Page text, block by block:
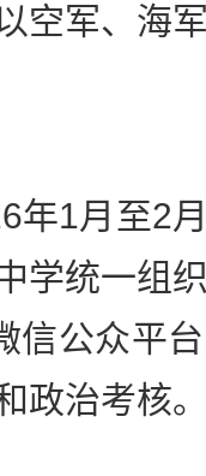
空军、海
1月至2月
学统一组
信公众平
政治考核